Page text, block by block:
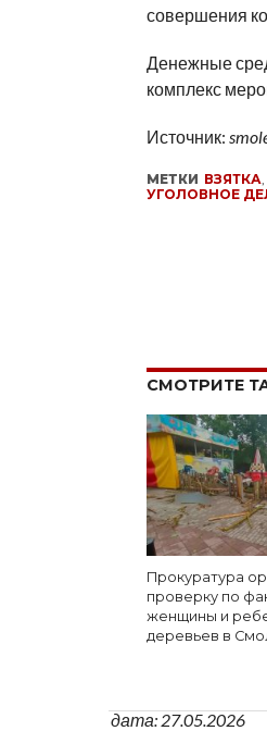
совершения
Денежные
комплекс
Источник:
МЕТКИ ВЗЯТКА,
УГОЛОВНОЕ
СМОТРИТЕ
Прокуратура
проверку по
женщины и
деревьев в
дата: 27.05.2026